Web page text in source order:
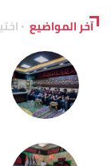
آخر المواضيع